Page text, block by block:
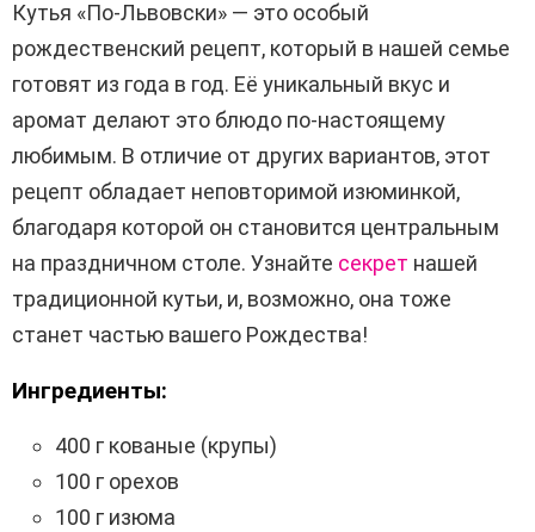
Кутья «По-Львовски» — это особый
рождественский рецепт, который в нашей семье
готовят из года в год. Её уникальный вкус и
аромат делают это блюдо по-настоящему
любимым. В отличие от других вариантов, этот
рецепт обладает неповторимой изюминкой,
благодаря которой он становится центральным
на праздничном столе. Узнайте секрет нашей
традиционной кутьи, и, возможно, она тоже
станет частью вашего Рождества!
Ингредиенты:
400 г кованые (крупы)
100 г орехов
100 г изюма